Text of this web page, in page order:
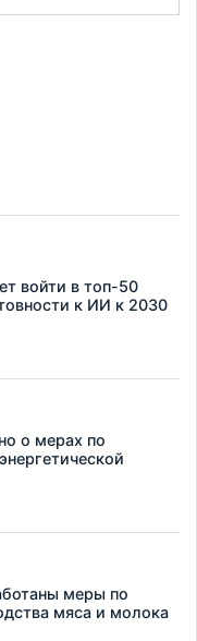
войти в топ-50
к ИИ к 2030
о мерах по
меры по
мяса и молока